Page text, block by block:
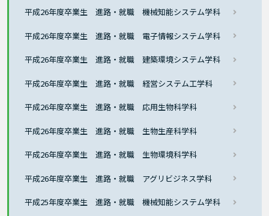
平成26年度卒業生 進路・就職 機械知能システム学科
平成26年度卒業生 進路・就職 電子情報システム学科
平成26年度卒業生 進路・就職 建築環境システム学科
平成26年度卒業生 進路・就職 経営システム工学科
平成26年度卒業生 進路・就職 応用生物科学科
平成26年度卒業生 進路・就職 生物生産科学科
平成26年度卒業生 進路・就職 生物環境科学科
平成26年度卒業生 進路・就職 アグリビジネス学科
平成25年度卒業生 進路・就職 機械知能システム学科